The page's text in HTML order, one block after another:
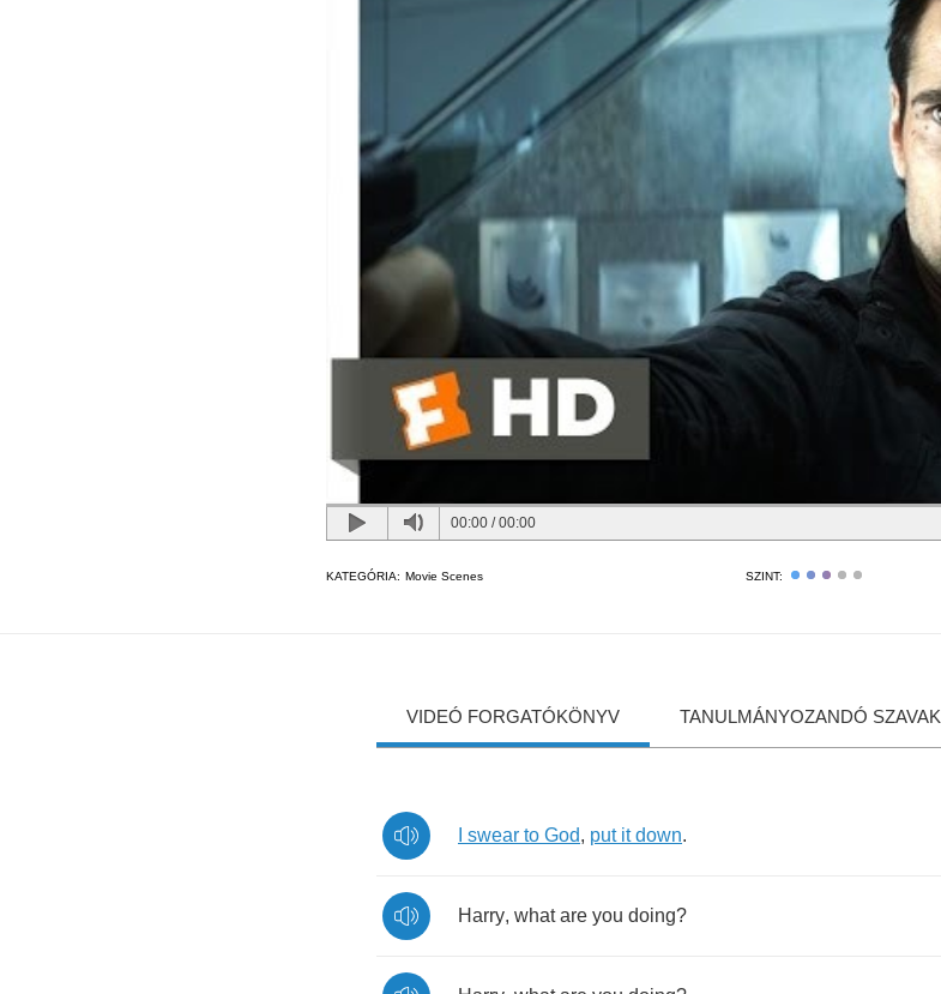
00:00 /00:00
KATEGÓRIA: Movie Scenes SZINT:
VIDEÓ FORGATÓKÖNYV TANULMÁNYOZANDÓ SZAVAK
swear to God, put it down.
Harry, what are you doing?